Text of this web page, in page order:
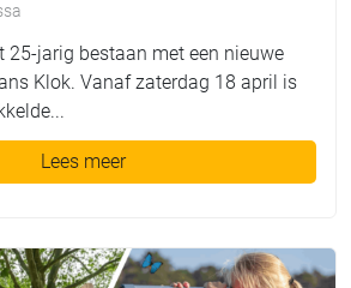
25-jarig bestaan met een nieuwe
Klok. Vanaf zaterdag 18 april is
Lees meer